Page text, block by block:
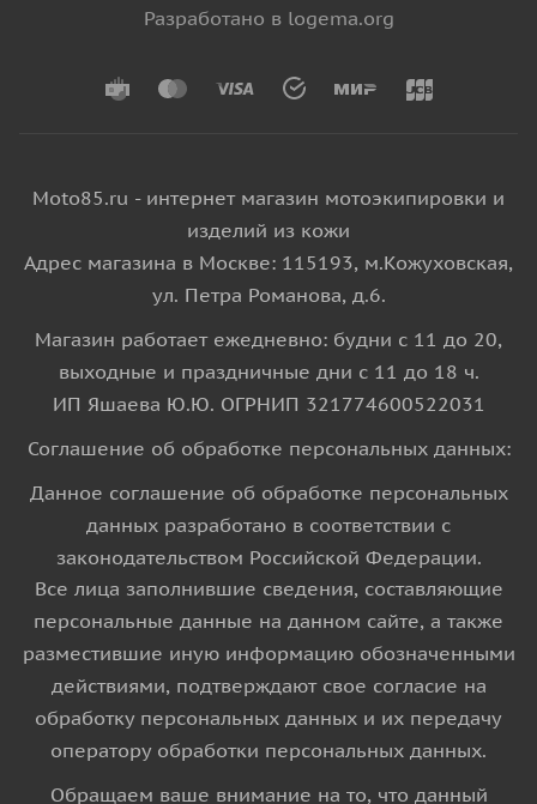
Разработано в logema.org
Moto85.ru - интернет магазин мотоэкипировки и
изделий из кожи
Адрес магазина в Москве: 115193, м.Кожуховская,
ул. Петра Романова, д.6.
Магазин работает ежедневно: будни с 11 до 20,
выходные и праздничные дни с 11 до 18 ч.
ИП Яшаева Ю.Ю. ОГРНИП 321774600522031
Соглашение об обработке персональных данных:
Данное соглашение об обработке персональных
данных разработано в соответствии с
законодательством Российской Федерации.
Все лица заполнившие сведения, составляющие
персональные данные на данном сайте, а также
разместившие иную информацию обозначенными
действиями, подтверждают свое согласие на
обработку персональных данных и их передачу
оператору обработки персональных данных.
Обращаем ваше внимание на то, что данный